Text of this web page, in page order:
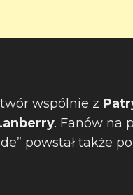
wspólnie z
. Fanów na
powstał także